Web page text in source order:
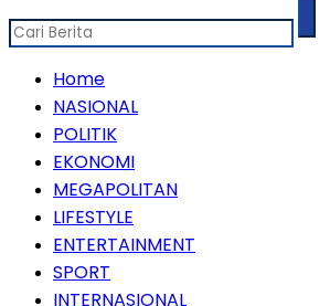
Home
NASIONAL
POLITIK
EKONOMI
MEGAPOLITAN
LIFESTYLE
ENTERTAINMENT
SPORT
INTERNASIONAL